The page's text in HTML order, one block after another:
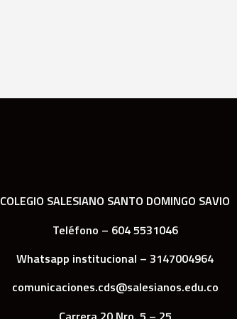
COLEGIO SALESIANO SANTO DOMINGO SAVIO
Teléfono – 604 5531046
Whatsapp institucional – 3147004964
comunicaciones.cds@salesianos.edu.co